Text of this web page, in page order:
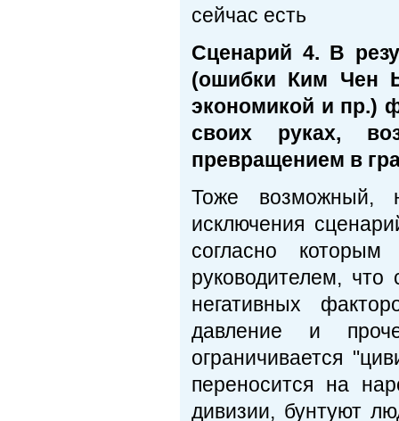
сейчас есть
Сценарий 4. В
(ошибки Ким Чен
экономикой и пр.)
своих руках,
превращением в
Тоже возможный,
исключения
согласно
руководителем,
негативных
давление и
ограничивается
переносится на
дивизии, бунтуют